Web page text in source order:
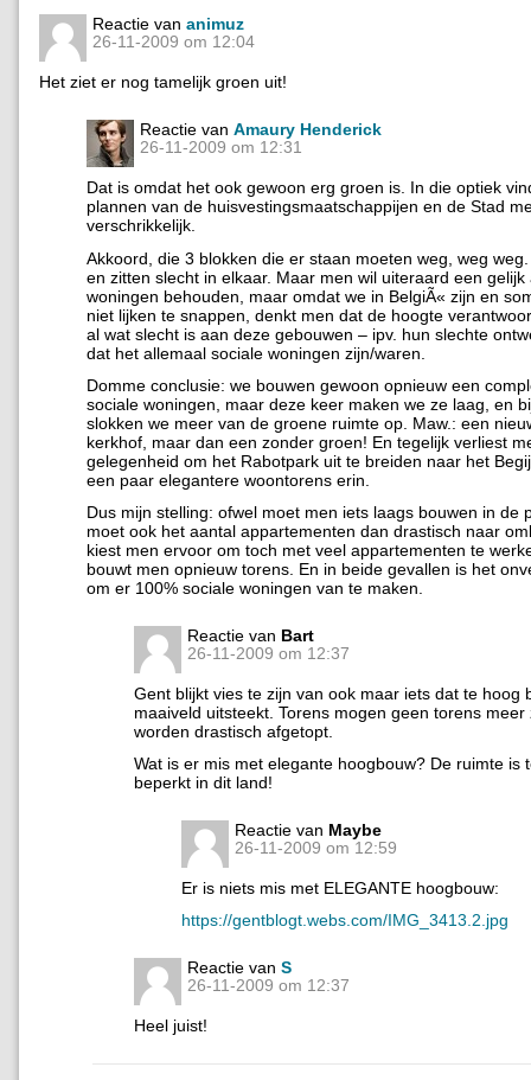
Reactie van animuz
26-11-2009 om 12:04
Het ziet er nog tamelijk groen uit!
Reactie van Amaury Henderick
26-11-2009 om 12:31
Dat is omdat het ook gewoon erg groen is. In die optiek
plannen van de huisvestingsmaatschappijen en de Stad
verschrikkelijk.
Akkoord, die 3 blokken die er staan moeten weg, weg
en zitten slecht in elkaar. Maar men wil uiteraard een gelijk
woningen behouden, maar omdat we in BelgiÃ« zijn en
niet lijken te snappen, denkt men dat de hoogte
al wat slecht is aan deze gebouwen – ipv. hun slechte
dat het allemaal sociale woningen zijn/waren.
Domme conclusie: we bouwen gewoon opnieuw een
sociale woningen, maar deze keer maken we ze laag, en
slokken we meer van de groene ruimte op. Maw.: een
kerkhof, maar dan een zonder groen! En tegelijk verliest
gelegenheid om het Rabotpark uit te breiden naar het
een paar elegantere woontorens erin.
Dus mijn stelling: ofwel moet men iets laags bouwen in de
moet ook het aantal appartementen dan drastisch naar
kiest men ervoor om toch met veel appartementen te
bouwt men opnieuw torens. En in beide gevallen is het
om er 100% sociale woningen van te maken.
Reactie van Bart
26-11-2009 om 12:37
Gent blijkt vies te zijn van ook maar iets dat te hoog
maaiveld uitsteekt. Torens mogen geen torens meer
worden drastisch afgetopt.
Wat is er mis met elegante hoogbouw? De ruimte is
beperkt in dit land!
Reactie van Maybe
26-11-2009 om 12:59
Er is niets mis met ELEGANTE hoogbouw:
https://gentblogt.webs.com/IMG_3413.2.jpg
Reactie van S
26-11-2009 om 12:37
Heel juist!